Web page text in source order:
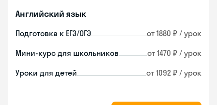
Английский язык
Подготовка к ЕГЭ/ОГЭ от 1880 ₽ / урок
Мини-курс для школьников от 1470 ₽ / урок
Уроки для детей от 1092 ₽ / урок